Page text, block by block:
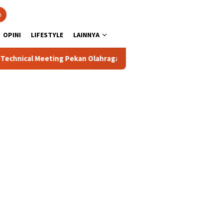
OPINI LIFESTYLE LAINNYA
Pekan Olahraga Tingkat Kecamatan Konda